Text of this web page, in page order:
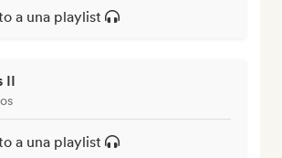
a una playlist
II
a una playlist